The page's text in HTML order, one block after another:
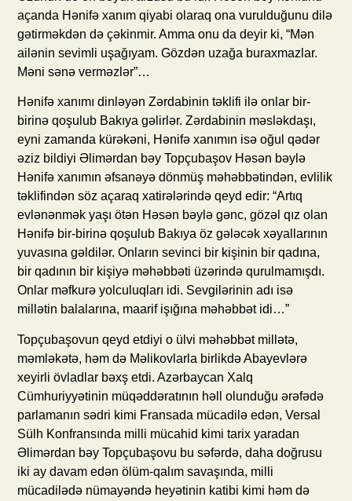
açanda Hənifə xanım qiyabi olaraq ona vurulduğunu dilə
gətirməkdən də çəkinmir. Amma onu da deyir ki, “Mən
ailənin sevimli uşağıyam. Gözdən uzağa buraxmazlar.
Məni sənə verməzlər”…
Hənifə xanımı dinləyən Zərdabinin təklifi ilə onlar bir-
birinə qoşulub Bakıya gəlirlər. Zərdabinin məsləkdaşı,
eyni zamanda kürəkəni, Hənifə xanımın isə oğul qədər
əziz bildiyi Əlimərdan bəy Topçubaşov Həsən bəylə
Hənifə xanımın əfsanəyə dönmüş məhəbbətindən, evlilik
təklifindən söz açaraq xatirələrində qeyd edir: “Artıq
evlənənmək yaşı ötən Həsən bəylə gənc, gözəl qız olan
Hənifə bir-birinə qoşulub Bakıya öz gələcək xəyallarının
yuvasına gəldilər. Onların sevinci bir kişinin bir qadına,
bir qadının bir kişiyə məhəbbəti üzərində qurulmamışdı.
Onlar məfkurə yolculuqları idi. Sevgilərinin adı isə
millətin balalarına, maarif işığına məhəbbət idi…”
Topçubaşovun qeyd etdiyi o ülvi məhəbbət millətə,
məmləkətə, həm də Məlikovlarla birlikdə Abayevlərə
xeyirli övladlar bəxş etdi. Azərbaycan Xalq
Cümhuriyyətinin müqəddəratının həll olunduğu ərəfədə
parlamanın sədri kimi Fransada mücadilə edən, Versal
Sülh Konfransında milli mücahid kimi tarix yaradan
Əlimərdan bəy Topçubaşovu bu səfərdə, daha doğrusu
iki ay davam edən ölüm-qalım savaşında, milli
mücadilədə nümayəndə heyətinin katibi kimi həm də